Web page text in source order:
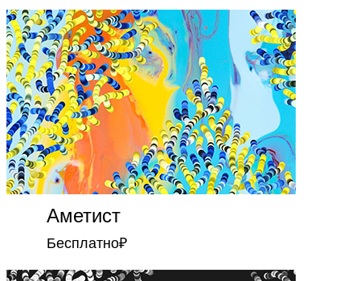
Аметист
Бесплатно₽